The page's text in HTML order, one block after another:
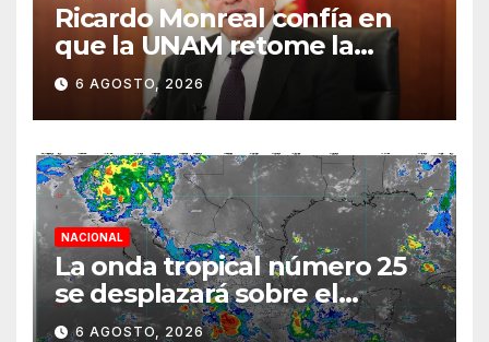
Ricardo Monreal confía en
que la UNAM retome la
normalidad e inicie el
semestre mediante el
diálogo
6 AGOSTO, 2026
NACIONAL
La onda tropical número 25
se desplazará sobre el
sureste mexicano
6 AGOSTO, 2026